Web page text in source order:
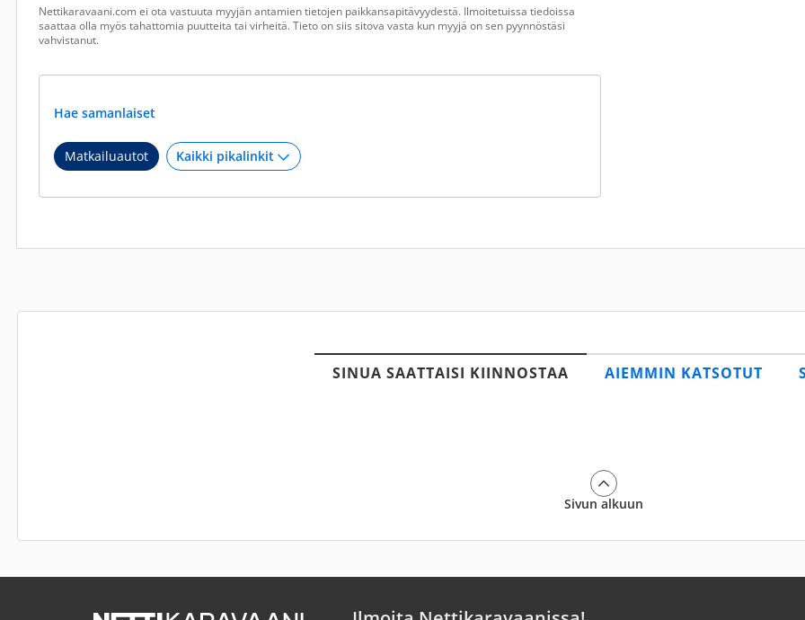
Nettikaravaani.com ei ota vastuuta myyjän antamien tietojen paikkansapitävyydestä. Ilmoitetuissa tiedoissa
saattaa olla myös tahattomia puutteita tai virheitä. Tieto on siis sitova vasta kun myyjä on sen pyynnöstäsi
vahvistanut.
Hae samanlaiset
Matkailuautot
SINUA SAATTAISI KIINNOSTAA AIEMMIN KATSOTUT
Sivun alkuun